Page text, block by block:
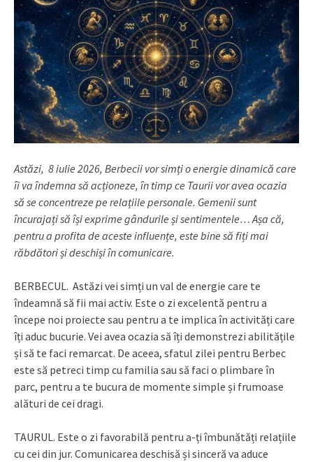
Astăzi, 8 iulie 2026, Berbecii vor simți o energie dinamică care
îi va îndemna să acționeze, în timp ce Taurii vor avea ocazia
să se concentreze pe relațiile personale. Gemenii sunt
încurajați să își exprime gândurile și sentimentele… Așa că,
pentru a profita de aceste influențe, este bine să fiți mai
răbdători și deschiși în comunicare.
BERBECUL. Astăzi vei simți un val de energie care te
îndeamnă să fii mai activ. Este o zi excelentă pentru a
începe noi proiecte sau pentru a te implica în activități care
îți aduc bucurie. Vei avea ocazia să îți demonstrezi abilitățile
și să te faci remarcat. De aceea, sfatul zilei pentru Berbec
este să petreci timp cu familia sau să faci o plimbare în
parc, pentru a te bucura de momente simple și frumoase
alături de cei dragi.
TAURUL. Este o zi favorabilă pentru a-ți îmbunătăți relațiile
cu cei din jur. Comunicarea deschisă și sinceră va aduce